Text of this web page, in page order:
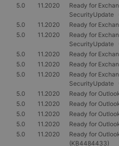
5.0
11.2020
Ready for
SecurityUpdate
5.0
11.2020
Ready for
5.0
11.2020
Ready for
SecurityUpdate
5.0
11.2020
Ready for
5.0
11.2020
Ready for
5.0
11.2020
Ready for
SecurityUpdate
5.0
11.2020
Ready for
5.0
11.2020
Ready for
5.0
11.2020
Ready for
5.0
11.2020
Ready for
5.0
11.2020
Ready for
(KB4484433)